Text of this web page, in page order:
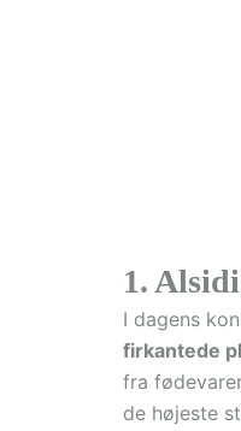
1.
I dagens
firkantede
fra
de højeste